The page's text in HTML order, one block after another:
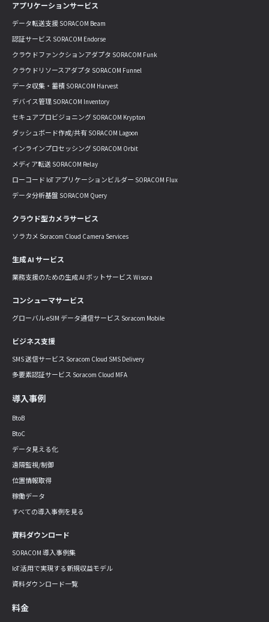
アプリケーションサービス
データ転送支援 SORACOM Beam
認証サービス SORACOM Endorse
クラウドファンクションアダプタ SORACOM Funk
クラウドリソースアダプタ SORACOM Funnel
データ収集・蓄積 SORACOM Harvest
デバイス管理 SORACOM Inventory
セキュアプロビジョニング SORACOM Krypton
ダッシュボード作成/共有 SORACOM Lagoon
インラインプロセッシング SORACOM Orbit
メディア転送 SORACOM Relay
ローコード IoT アプリケーションビルダー SORACOM Flux
データ分析基盤 SORACOM Query
クラウド型カメラサービス
ソラカメ Soracom Cloud Camera Services
生成 AI サービス
業務支援のための生成 AI ボットサービス Wisora
コンシューマサービス
グローバル eSIM データ通信サービス Soracom Mobile
ビジネス支援
SMS 送信サービス Soracom Cloud SMS Delivery
多要素認証サービス Soracom Cloud MFA
導入事例
BtoB
BtoC
データ見える化
遠隔監視/制御
位置情報取得
稼働データ
すべての導入事例を見る
資料ダウンロード
SORACOM 導入事例集
IoT 活用で実現する新規収益モデル
資料ダウンロード一覧
料金